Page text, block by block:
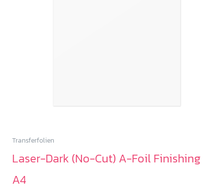
Transferfolien
Laser-Dark (No-Cut) A-Foil Finishing
A4